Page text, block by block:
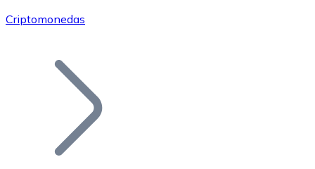
Únete a nuestra red de distribuidores.
Añade tu proyecto a nuestro ecosistema.
Criptomonedas